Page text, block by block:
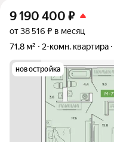
9 190 400 ₽
от 38 516 ₽ в месяц
71,8 м²
2-комн. квартира
новостройка